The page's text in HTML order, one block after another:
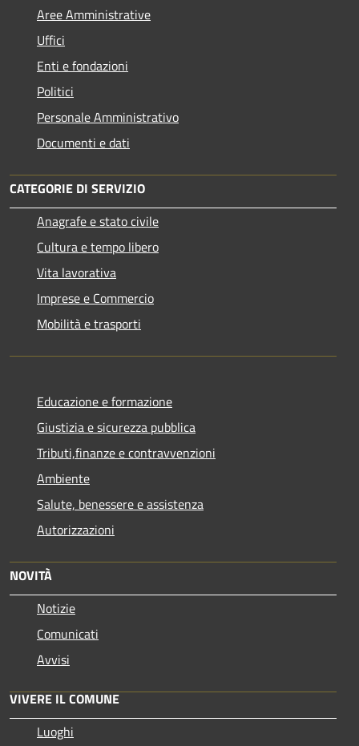
Aree Amministrative
Uffici
Enti e fondazioni
Politici
Personale Amministrativo
Documenti e dati
CATEGORIE DI SERVIZIO
Anagrafe e stato civile
Cultura e tempo libero
Vita lavorativa
Imprese e Commercio
Mobilità e trasporti
Educazione e formazione
Giustizia e sicurezza pubblica
Tributi,finanze e contravvenzioni
Ambiente
Salute, benessere e assistenza
Autorizzazioni
NOVITÀ
Notizie
Comunicati
Avvisi
VIVERE IL COMUNE
Luoghi